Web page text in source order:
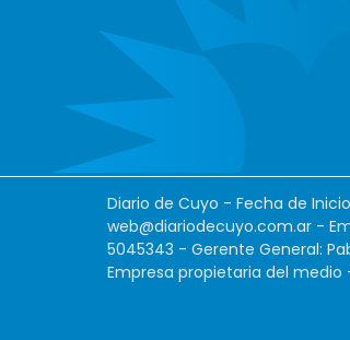
Diario de Cuyo - Fecha de
web@diariodecuyo.com.ar -
5045343 - Gerente General:
Empresa propietaria del medio -